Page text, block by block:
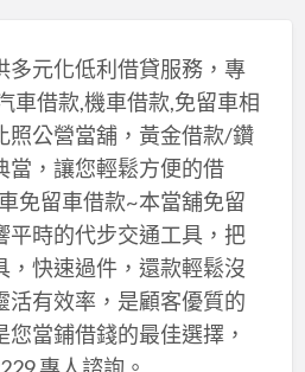
多元化低利借貸服務，專
車借款,機車借款,免留車相
照公營當舖，黃金借款/鑽
當，讓您輕鬆方便的借
免留車借款~本當舖免留
平時的代步交通工具，把
，快速過件，還款輕鬆沒
活有效率，是顧客優質的
當鋪借錢的最佳選擇，